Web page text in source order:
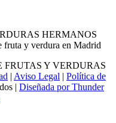
FRUTAS Y VERDURAS
| Aviso Legal | Política de
| Diseñada por Thunder